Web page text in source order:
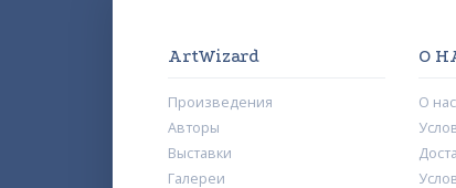
ArtWizard
Произведения
Авторы
Выставки
Галереи
О
О нас